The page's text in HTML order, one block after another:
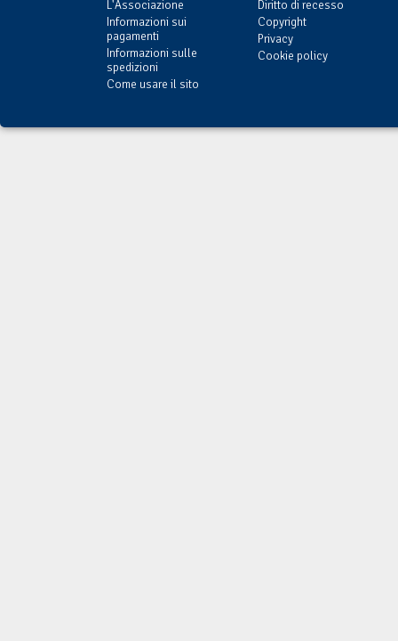
L'Associazione
Informazioni sui
pagamenti
Informazioni sulle
spedizioni
Come usare il sito
Diritto di recesso
Copyright
Privacy
Cookie policy